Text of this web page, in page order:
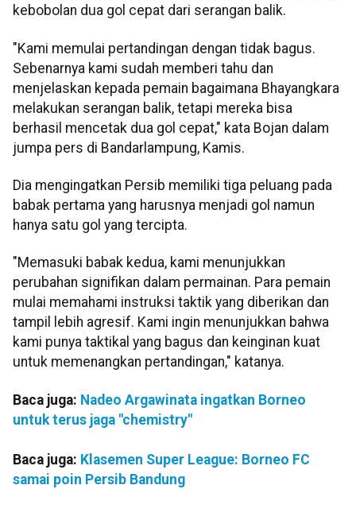
kebobolan dua gol cepat dari serangan balik.
"Kami memulai pertandingan dengan tidak bagus.
Sebenarnya kami sudah memberi tahu dan
menjelaskan kepada pemain bagaimana Bhayangkara
melakukan serangan balik, tetapi mereka bisa
berhasil mencetak dua gol cepat," kata Bojan dalam
jumpa pers di Bandarlampung, Kamis.
Dia mengingatkan Persib memiliki tiga peluang pada
babak pertama yang harusnya menjadi gol namun
hanya satu gol yang tercipta.
"Memasuki babak kedua, kami menunjukkan
perubahan signifikan dalam permainan. Para pemain
mulai memahami instruksi taktik yang diberikan dan
tampil lebih agresif. Kami ingin menunjukkan bahwa
kami punya taktikal yang bagus dan keinginan kuat
untuk memenangkan pertandingan," katanya.
Baca juga: Nadeo Argawinata ingatkan Borneo
untuk terus jaga "chemistry"
Baca juga: Klasemen Super League: Borneo FC
samai poin Persib Bandung